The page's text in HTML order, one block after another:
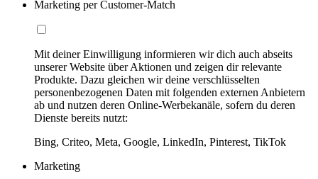
Marketing per Customer-Match
Mit deiner Einwilligung informieren wir dich auch abseits
unserer Website über Aktionen und zeigen dir relevante
Produkte. Dazu gleichen wir deine verschlüsselten
personenbezogenen Daten mit folgenden externen Anbietern
ab und nutzen deren Online-Werbekanäle, sofern du deren
Dienste bereits nutzt:
Bing, Criteo, Meta, Google, LinkedIn, Pinterest, TikTok
Marketing